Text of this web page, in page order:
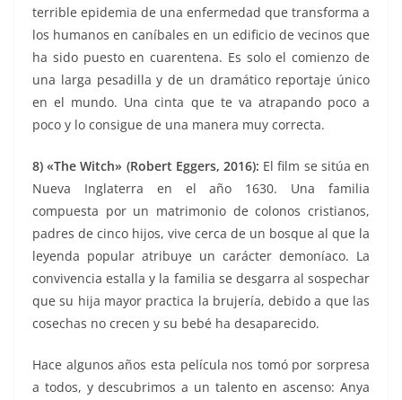
terrible epidemia de una enfermedad que transforma a
los humanos en caníbales en un edificio de vecinos que
ha sido puesto en cuarentena. Es solo el comienzo de
una larga pesadilla y de un dramático reportaje único
en el mundo. Una cinta que te va atrapando poco a
poco y lo consigue de una manera muy correcta.
8) «The Witch» (Robert Eggers, 2016): El film se sitúa en
Nueva Inglaterra en el año 1630. Una familia
compuesta por un matrimonio de colonos cristianos,
padres de cinco hijos, vive cerca de un bosque al que la
leyenda popular atribuye un carácter demoníaco. La
convivencia estalla y la familia se desgarra al sospechar
que su hija mayor practica la brujería, debido a que las
cosechas no crecen y su bebé ha desaparecido.
Hace algunos años esta película nos tomó por sorpresa
a todos, y descubrimos a un talento en ascenso: Anya